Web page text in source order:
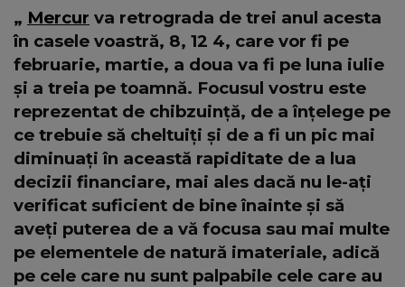
„ Mercur va retrograda de trei anul acesta
în casele voastră, 8, 12 4, care vor fi pe
februarie, martie, a doua va fi pe luna iulie
și a treia pe toamnă. Focusul vostru este
reprezentat de chibzuință, de a înțelege pe
ce trebuie să cheltuiți și de a fi un pic mai
diminuați în această rapiditate de a lua
decizii financiare, mai ales dacă nu le-ați
verificat suficient de bine înainte și să
aveți puterea de a vă focusa sau mai multe
pe elementele de natură imateriale, adică
pe cele care nu sunt palpabile cele care au